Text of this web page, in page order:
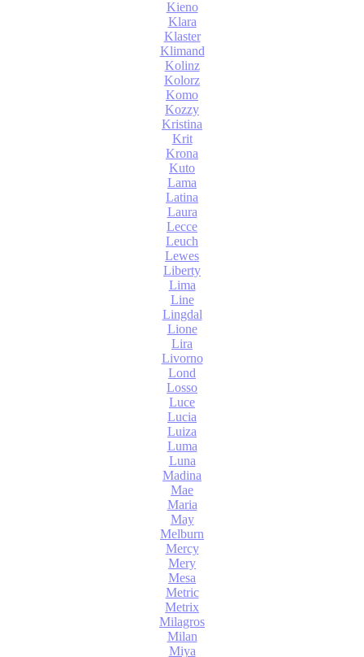
Kieno
Klara
Klaster
Klimand
Kolinz
Kolorz
Komo
Kozzy
Kristina
Krit
Krona
Kuto
Lama
Latina
Laura
Lecce
Leuch
Lewes
Liberty
Lima
Line
Lingdal
Lione
Lira
Livorno
Lond
Losso
Luce
Lucia
Luiza
Luma
Luna
Madina
Mae
Maria
May
Melburn
Mercy
Mery
Mesa
Metric
Metrix
Milagros
Milan
Miya